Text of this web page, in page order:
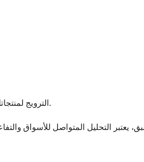
الترويج لمنتجاتك عبر القنوات الرقمية مثل وسائل التواصل الاجتماعي والإعلانات المدفوعة.